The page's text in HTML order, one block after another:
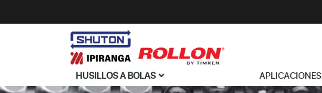
HUSILLOS A BOLAS APLICACIONES